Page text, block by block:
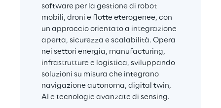
software per la gestione di robot
mobili, droni e flotte eterogenee, con
un approccio orientato a integrazione
aperta, sicurezza e scalabilità. Opera
nei settori energia, manufacturing,
infrastrutture e logistica, sviluppando
soluzioni su misura che integrano
navigazione autonoma, digital twin,
AI e tecnologie avanzate di sensing.